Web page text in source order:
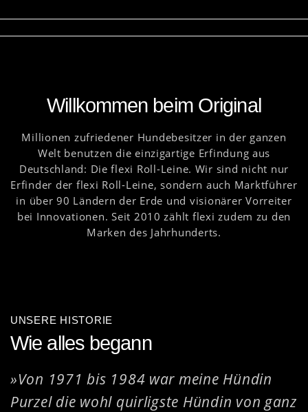
Willkommen beim Original
Millionen zufriedener Hundebesitzer in der ganzen
Welt benutzen die einzigartige Erfindung aus
Deutschland: Die flexi Roll-Leine. Wir sind nicht nur
Erfinder der flexi Roll-Leine, sondern auch Marktführer
in über 90 Ländern der Erde und visionärer Vorreiter
bei Innovationen. Seit 2010 zählt flexi zudem zu den
Marken des Jahrhunderts.
UNSERE HISTORIE
Wie alles begann
»Von 1971 bis 1984 war meine Hündin
Purzel die wohl quirligste Hündin von ganz